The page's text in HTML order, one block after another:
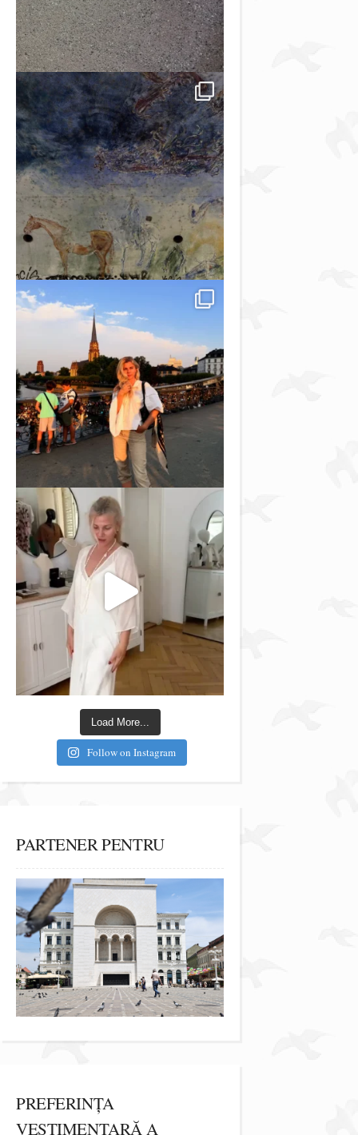
Load More...
Follow on Instagram
PARTENER PENTRU
PREFERINȚA
VESTIMENTARĂ A